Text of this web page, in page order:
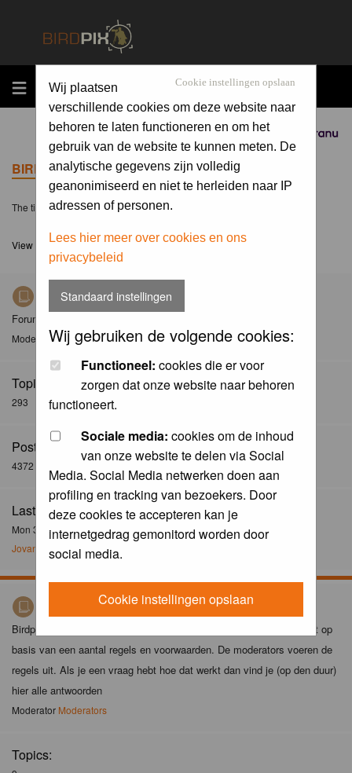
MENU
Sponsored by
Cookie instellingen opslaan
Wij plaatsen
verschillende cookies om deze website naar
behoren te laten functioneren en om het
gebruik van de website te kunnen meten. De
analytische gegevens zijn volledig
geanonimiseerd en niet te herleiden naar IP
adressen of personen.
Lees hier meer over cookies en ons
privacybeleid
Standaard instellingen
Wij gebruiken de volgende cookies:
Functioneel: cookies die er voor
zorgen dat onze website naar behoren
functioneert.
Sociale media: cookies om de inhoud
van onze website te delen via Social
Media. Social Media netwerken doen aan
profiling en tracking van bezoekers. Door
deze cookies te accepteren kan je
internetgedrag gemonitord worden door
social media.
Cookie instellingen opslaan
BIRDPIX.NL FORUM INDEX
The time now is Sun 09 Aug 2026, 5:45
View unanswered posts
Nieuws
Forum met nieuwsberichten over Birdpix
ModeratorModerators
Topics:
293
Posts:
4372
Last Post:
Mon 30 Dec 2024, 21:02
Jovanzo
Birdpix spelregels
Birdpix is niet zomaar een foto-site. Het plaatsen van foto's gebeurt op
basis van een aantal regels en voorwaarden. De moderators voeren de
regels uit. Als je een vraag hebt hoe dat werkt dan vind je (op den duur)
hier alle antwoorden
Moderator Moderators
Topics: